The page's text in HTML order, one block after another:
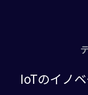
れた運用を実現
歩はリアルタイ
ワークの実現に
IoTのイノ